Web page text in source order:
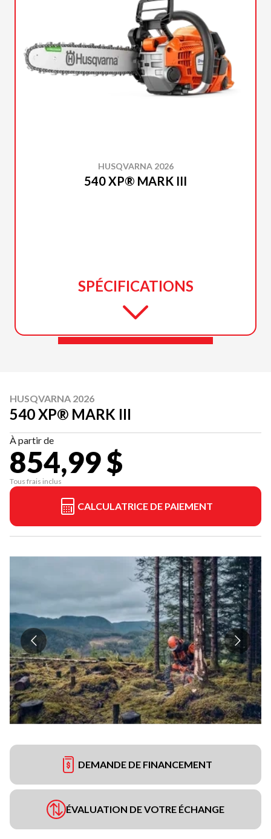
HUSQVARNA 2026
540 XP® MARK III
SPÉCIFICATIONS
HUSQVARNA 2026
540 XP® MARK III
À partir de
854,99 $
Tous frais inclus
CALCULATRICE DE PAIEMENT
DEMANDE DE FINANCEMENT
ÉVALUATION DE VOTRE ÉCHANGE